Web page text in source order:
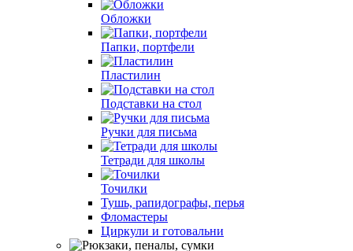
Обложки
Папки, портфели
Пластилин
Подставки на стол
Ручки для письма
Тетради для школы
Точилки
Тушь, рапидографы, перья
Фломастеры
Циркули и готовальни